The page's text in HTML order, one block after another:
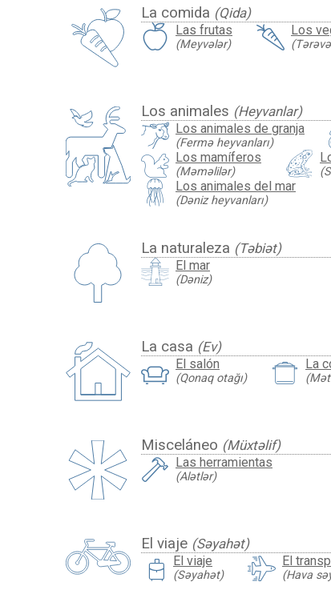
La comida (Qida)
Las frutas
(Meyvələr)
Los
Los animales (Heyvanlar)
Los animales de granja
(Fermə heyvanları)
Los mamíferos
(Məməlilər)
Los animales del mar
(Dəniz heyvanları)
La naturaleza (Təbiət)
El mar
(Dəniz)
La casa (Ev)
El salón
(Qonaq otağı)
La
Misceláneo (Müxtəlif)
Las herramientas
(Alətlər)
El viaje (Səyahət)
travel_luggage_and_bags El viaje
(Səyahət)
El
(Hava